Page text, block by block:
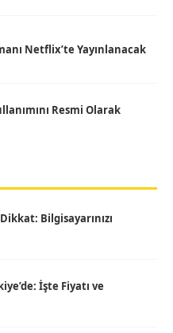
Netflix’te Yayınlanacak
Resmi Olarak
Bilgisayarınızı
İşte Fiyatı ve